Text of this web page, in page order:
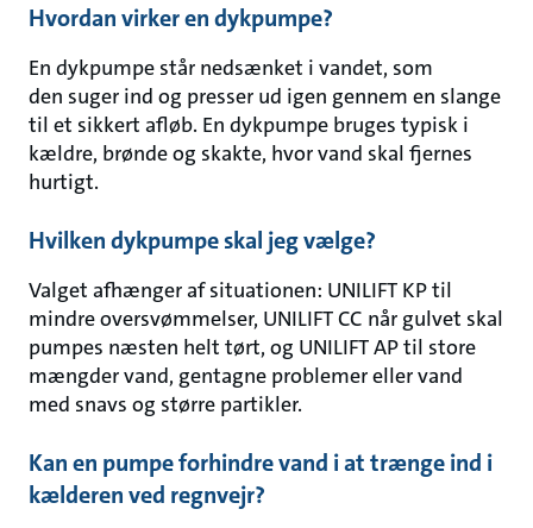
Hvordan virker en dykpumpe?
En dykpumpe står nedsænket i vandet, som
den suger ind og presser ud igen gennem en slange
til et sikkert afløb. En dykpumpe bruges typisk i
kældre, brønde og skakte, hvor vand skal fjernes
hurtigt.
Hvilken dykpumpe skal jeg vælge?
Valget afhænger af situationen: UNILIFT KP til
mindre oversvømmelser, UNILIFT CC når gulvet skal
pumpes næsten helt tørt, og UNILIFT AP til store
mængder vand, gentagne problemer eller vand
med snavs og større partikler.
Kan en pumpe forhindre vand i at trænge ind i
kælderen ved regnvejr?